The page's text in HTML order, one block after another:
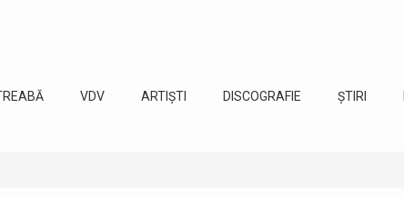
VDV ARTIȘTI DISCOGRAFIE ȘTIRI